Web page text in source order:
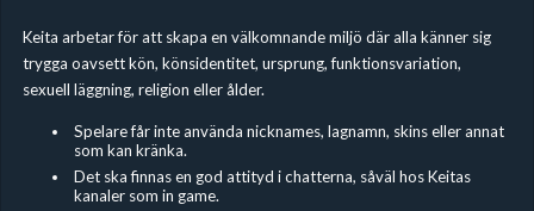
Keita arbetar för att skapa en välkomnande miljö där alla känner sig
trygga oavsett kön, könsidentitet, ursprung, funktionsvariation,
sexuell läggning, religion eller ålder.
Spelare får inte använda nicknames, lagnamn, skins eller annat
som kan kränka.
Det ska finnas en god attityd i chatterna, såväl hos Keitas
kanaler som in game.